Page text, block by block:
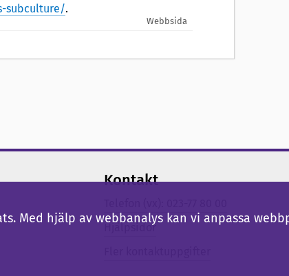
subculture/.
Webbsida
Kontakt
Hjälpsidor
Med hjälp av webbanalys kan vi anpassa